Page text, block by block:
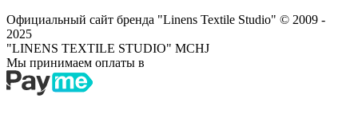
Официальный сайт бренда "Linens Textile Studio" © 2009 -
2025
"LINENS TEXTILE STUDIO" MCHJ
Мы принимаем оплаты в